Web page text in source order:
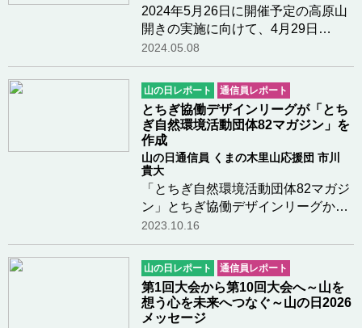
2024年5月26日に開催予定の高原山
開きの実施に向けて、4月29日
（祝）に高原山を愛する会有志に
て、塩谷町内の高原山登山道の巡回
を実施しました。例年強風などによ
り、登山道に倒木が発生しているの
で、倒木の除去と、マー…つづきを
読む
2024.05.08
山の日レポート 通信員レポート
とちぎ協働デザインリーグが「とち
ぎ自然環境活動団体82マガジン」を
作成
山の日通信員 くまの木里山応援団 市川
貴大
「とちぎ自然環境活動団体82マガジ
ン」とちぎ協働デザインリーグか
ら、くまの木里山応援団と高原山を
愛する会あてに、「とちぎ自然環境
活動団体82マガジン」を作成するこ
とになったので、掲載用の情報提供
の依頼がありまし…つづきを読む
2023.10.16
山の日レポート 通信員レポート
第1回大会から第10回大会へ～山を
想う心を未来へつなぐ～山の日2026
メッセージ